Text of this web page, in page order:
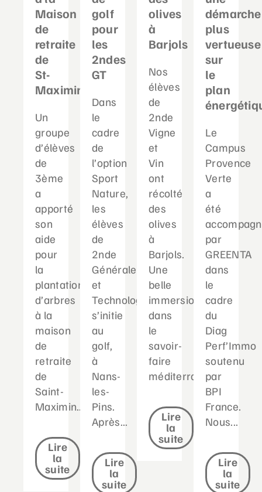
Maison
de
retraite
de
St-
Maximin
Un
groupe
d’élèves
de
3ème
a
apporté
son
aide
pour
la
plantation
d’arbres
à la
maison
de
retraite
de
Saint-
Maximin....
Lire
la
suite
golf
pour
les
2ndes
GT
Dans
le
cadre
de
l’option
Sport
Nature,
les
élèves
de
2nde
Générale
et
Technologique
s’initie
au
golf,
à
Nans-
les-
Pins.
Après...
Lire
la
suite
olives
à
Barjols
Nos
élèves
de
2nde
Vigne
et
Vin
ont
récolté
des
olives
à
Barjols.
Une
belle
immersion
dans
le
savoir-
faire
méditerranéen...
Lire
la
suite
démarche
plus
vertueuse
sur
le
plan
Le
Campus
Provence
Verte
a
été
par
GREENTA
dans
le
cadre
du
Diag
Perf’Immo
soutenu
par
BPI
France.
Nous...
Lire
la
suite